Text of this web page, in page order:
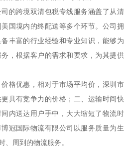
的跨境双清包税专线服务涵盖了从清
国境内的终配送等多个环节。公司拥
丰富的行业经验和专业知识，能够为
，根据客户的需求和要求，为其提供
格优惠，相对于市场平均价，深圳市
具有竞争力的价格；二、运输时间快
内送达用户手中，大大缩短了物流时
冠国际物流有限公司以服务质量为生
、周到的物流服务。